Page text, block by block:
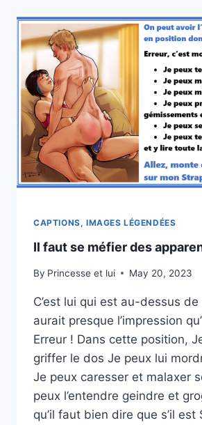
CAPTIONS, IMAGES LÉGENDÉES
Il faut se méfier des
By Princesse et lui May 20, 2023
C’est lui qui est au-dessus de
aurait presque l’impression
Erreur ! Dans cette position,
griffer le dos Je peux lui
Je peux caresser et malaxer
peux l’entendre geindre et
qu’il faut bien dire que s’il est